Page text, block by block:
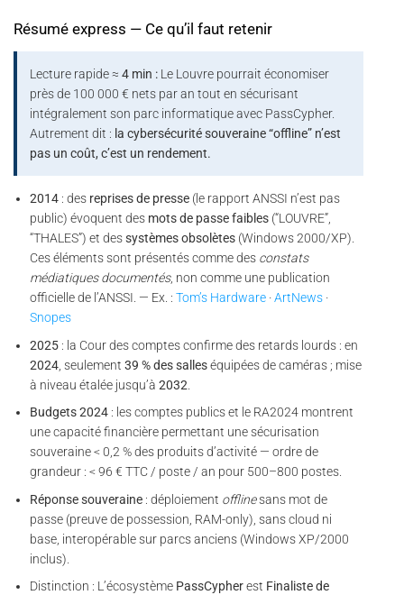
Résumé express — Ce qu’il faut retenir
Lecture rapide ≈4 min : Le Louvre pourrait économiser
près de 100 000 € nets par an tout en sécurisant
intégralement son parc informatique avec PassCypher.
Autrement dit : la cybersécurité souveraine “offline” n’est
pas un coût, c’est un rendement.
2014 : des reprises de presse (le rapport ANSSI n’est pas
public) évoquent des mots de passe faibles (“LOUVRE”,
“THALES”) et dessystèmes obsolètes (Windows 2000/XP).
Ces éléments sont présentés comme des constats
médiatiques documentés, non comme une publication
officielle de l’ANSSI. — Ex. :Tom’s Hardware ·ArtNews ·
Snopes
2025 : la Cour des comptes confirme des retards lourds : en
2024 , seulement39 % des salleséquipées de caméras ; mise
à niveau étalée jusqu’à2032
Budgets 2024 : les comptes publics et le RA2024 montrent
une capacité financière permettant une sécurisation
souveraine < 0,2 % des produits d’activité — ordre de
grandeur : < 96 € TTC / poste / an pour 500–800 postes.
Réponse souveraine : déploiement offlinesans mot de
passe (preuve de possession, RAM-only), sans cloud ni
base, interopérable sur parcs anciens (Windows XP/2000
inclus).
Distinction : L’écosystème PassCypherest Finaliste de